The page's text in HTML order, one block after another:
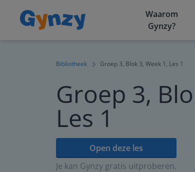
Waarom
Gynzy?
Bibliotheek Groep 3, Blok 3, Week 1, Les 1
Groep 3,
Les 1
Open deze les
Je kan Gynzy gratis uitproberen.